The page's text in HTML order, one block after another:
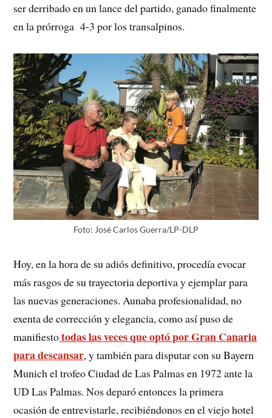
ser derribado en un lance del partido, ganado finalmente
en la prórroga 4-3 por los transalpinos.
Foto: José Carlos Guerra/LP-DLP
Hoy, en la hora de su adiós definitivo, procedía evocar
más rasgos de su trayectoria deportiva y ejemplar para
las nuevas generaciones. Aunaba profesionalidad, no
exenta de corrección y elegancia, como así puso de
manifiestotodas las veces que optó por Gran Canaria
para descansar, y también para disputar con su Bayern
Munich el trofeo Ciudad de Las Palmas en 1972 ante la
UD Las Palmas. Nos deparó entonces la primera
ocasión de entrevistarle, recibiéndonos en el viejo hotel